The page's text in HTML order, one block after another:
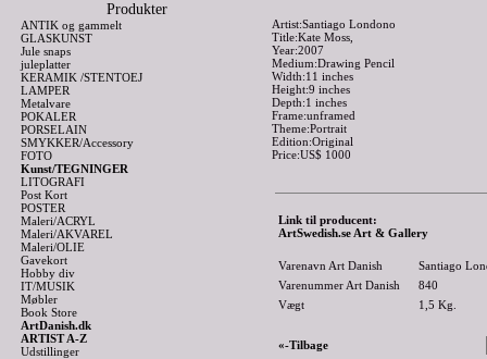
Produkter
ANTIK og gammelt
GLASKUNST
Jule snaps
juleplatter
KERAMIK /STENTOEJ
LAMPER
Metalvare
POKALER
PORSELAIN
SMYKKER/Accessory
FOTO
Kunst/TEGNINGER
LITOGRAFI
Post Kort
POSTER
Maleri/ACRYL
Maleri/AKVAREL
Maleri/OLIE
Gavekort
Hobby div
IT/MUSIK
Møbler
Book Store
ArtDanish.dk
ARTIST A-Z
Udstillinger
Artist:Santiago Londono
Title:Kate Moss,
Year:2007
Medium:Drawing Pencil
Width:11 inches
Height:9 inches
Depth:1 inches
Frame:unframed
Theme:Portrait
Edition:Original
Price:US$ 1000
Link til producent:
ArtSwedish.se Art & Gallery
Varenavn Art Danish
Santiago
Varenummer Art Danish
840
Vægt
1,5 Kg.
«-Tilbage